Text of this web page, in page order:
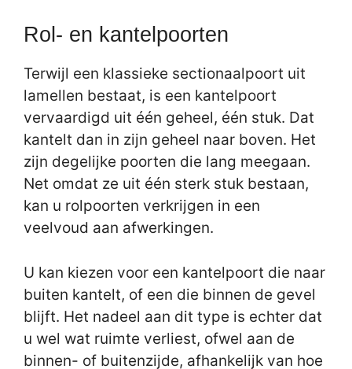
Rol- en kantelpoorten
Terwijl een klassieke sectionaalpoort uit
lamellen bestaat, is een kantelpoort
vervaardigd uit één geheel, één stuk. Dat
kantelt dan in zijn geheel naar boven. Het
zijn degelijke poorten die lang meegaan.
Net omdat ze uit één sterk stuk bestaan,
kan u rolpoorten verkrijgen in een
veelvoud aan afwerkingen.
U kan kiezen voor een kantelpoort die naar
buiten kantelt, of een die binnen de gevel
blijft. Het nadeel aan dit type is echter dat
u wel wat ruimte verliest, ofwel aan de
binnen- of buitenzijde, afhankelijk van hoe